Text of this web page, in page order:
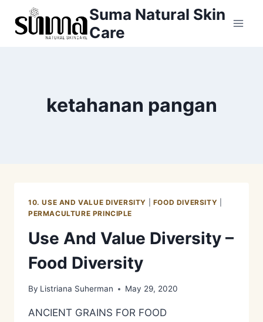
Suma Natural Skin
Care
ketahanan pangan
10. USE AND VALUE DIVERSITY FOOD DIVERSITY
PERMACULTURE PRINCIPLE
Use And Value Diversity –
Food Diversity
By Listriana Suherman May 29, 2020
ANCIENT GRAINS FOR FOOD